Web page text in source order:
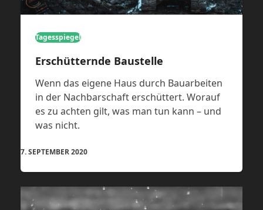
Tagesspiegel
Erschütternde Baustelle
Wenn das eigene Haus durch Bauarbeiten
in der Nachbarschaft erschüttert. Worauf
es zu achten gilt, was man tun kann – und
was nicht.
7. SEPTEMBER 2020